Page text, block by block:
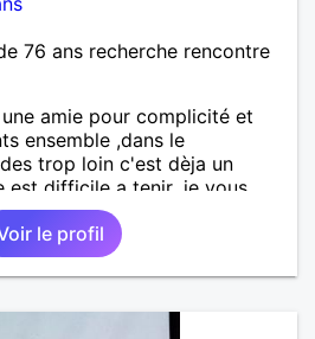
76 ans recherche rencontre
amie pour complicité et
ensemble ,dans le
trop loin c'est dèja un
est difficile a tenir ,je vous
journée ,
le profil